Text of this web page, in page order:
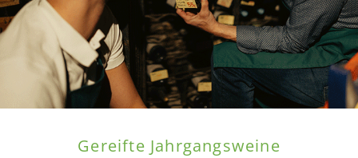
Gereifte Jahrgangsweine